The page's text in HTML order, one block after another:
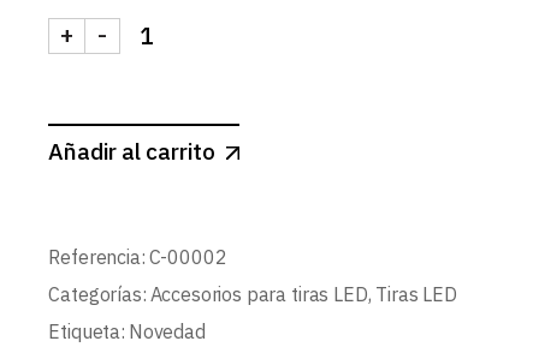
CONECTOR COB 2PIN 10mm CON 15cm DE
-
+
Añadir al carrito
Referencia: C-00002
Categorías: Accesorios para tiras LED, Tiras LED
Etiqueta: Novedad